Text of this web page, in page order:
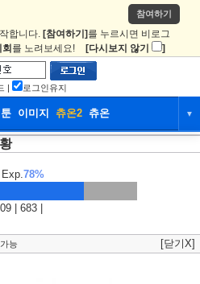
참여하기
합니다. [참여하기] 를 누르시면 비로그
를 노려보세요! [다시보지 않기 ]
| 로그인유지
이미지 츄온2 츄온 ▼
Exp.78%
| 683 |
능 [닫기X]